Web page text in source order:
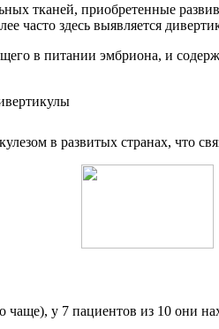
тканей, приобретенные
часто здесь выявляется
в питании эмбриона, и
в развитых странах, что
у 7 пациентов из 10 они